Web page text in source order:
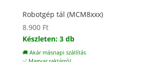
Robotgép tál (MCM8xxx)
8.900 Ft
Készleten: 3 db
🚚 Akár másnapi szállítás